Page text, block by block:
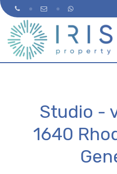
Studio -
1640